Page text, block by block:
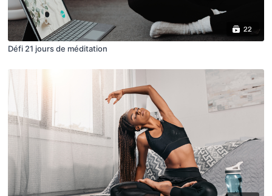
22
Défi 21 jours de méditation